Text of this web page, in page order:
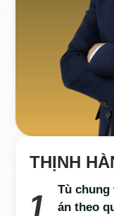
THỊNH
Tù chung
án theo